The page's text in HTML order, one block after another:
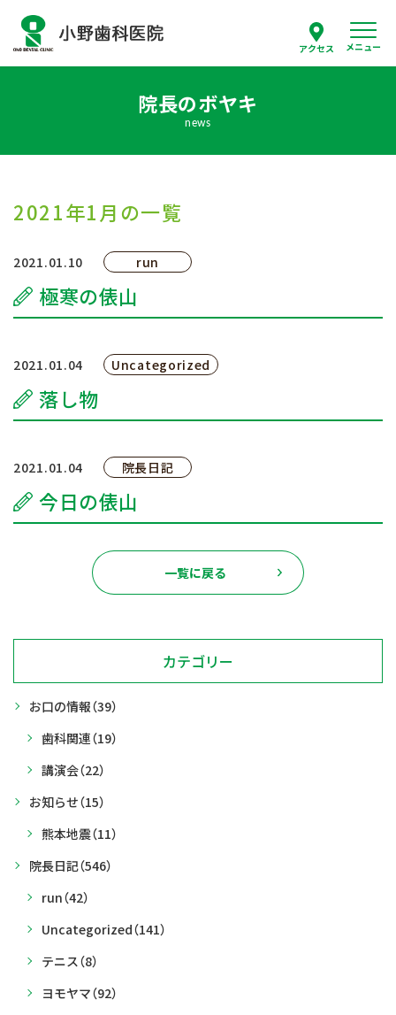
アクセス
院長のボヤキ
news
2021年1月の一覧
2021.01.10 run
極寒の俵山
2021.01.04 Uncategorized
落し物
2021.01.04 院長日記
今日の俵山
一覧に戻る
カテゴリー
お口の情報（39）
歯科関連（19）
講演会（22）
お知らせ（15）
熊本地震（11）
院長日記（546）
run（42）
Uncategorized（141）
テニス（8）
ヨモヤマ（92）
メニュー
はじめての方へ
採用情報
院長のボヤキ
お問い合わせ
096-389-8885（受付時間：9:00-18:30）